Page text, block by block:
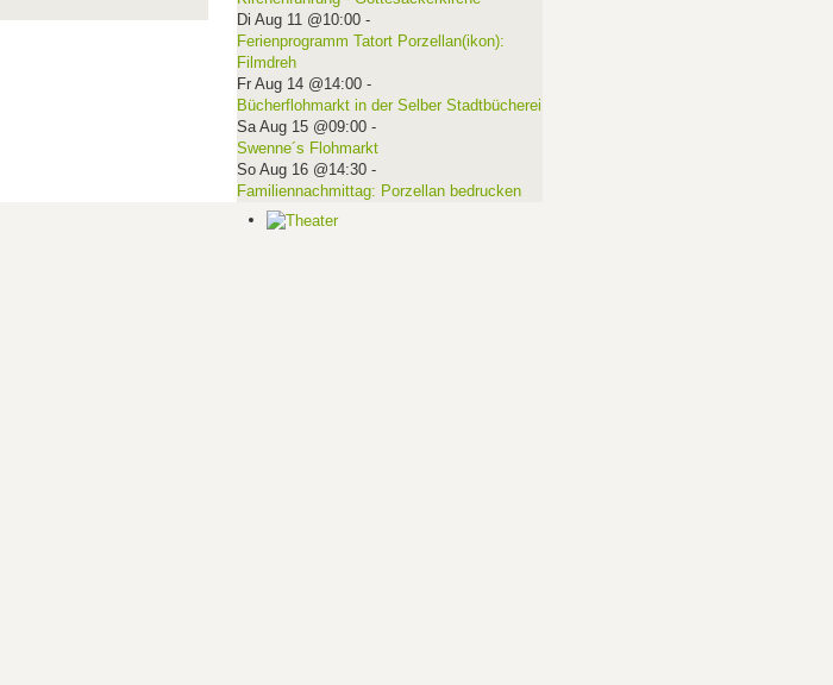
Di Aug 11 @10:00-
Ferienprogramm Tatort Porzellan(ikon):
Filmdreh
Fr Aug 14 @14:00-
Bücherflohmarkt in der Selber Stadtbücherei
Sa Aug 15 @09:00-
Swenne´s Flohmarkt
So Aug 16 @14:30-
Familiennachmittag: Porzellan bedrucken